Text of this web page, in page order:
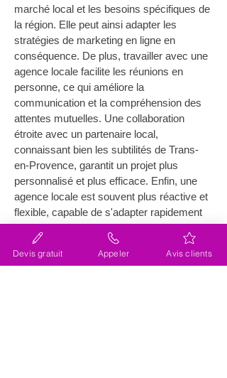
marché local et les besoins spécifiques de
la région. Elle peut ainsi adapter les
stratégies de marketing en ligne en
conséquence. De plus, travailler avec une
agence locale facilite les réunions en
personne, ce qui améliore la
communication et la compréhension des
attentes mutuelles. Une collaboration
étroite avec un partenaire local,
connaissant bien les subtilités de Trans-
en-Provence, garantit un projet plus
personnalisé et plus efficace. Enfin, une
agence locale est souvent plus réactive et
flexible, capable de s'adapter rapidement
aux évolutions du marché et aux
demandes des clients. Découvrez les
offres de création et refonte de sites que
Devis gratuit Appeler Avis clients